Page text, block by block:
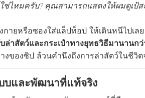
ไหมครับ? คุณสามารถแสดงให้ผมดูเป้
ายหรือซองใส่แล็ปท็อป ให้เดินหนีไปเลย
บล่าสัตว์และกระเป๋าทางยุทธวิธีมานานก
ของซิป ล้วนคำนึงถึงการล่าสัตว์ในชีวิต
บและพัฒนาที่แท้จริง